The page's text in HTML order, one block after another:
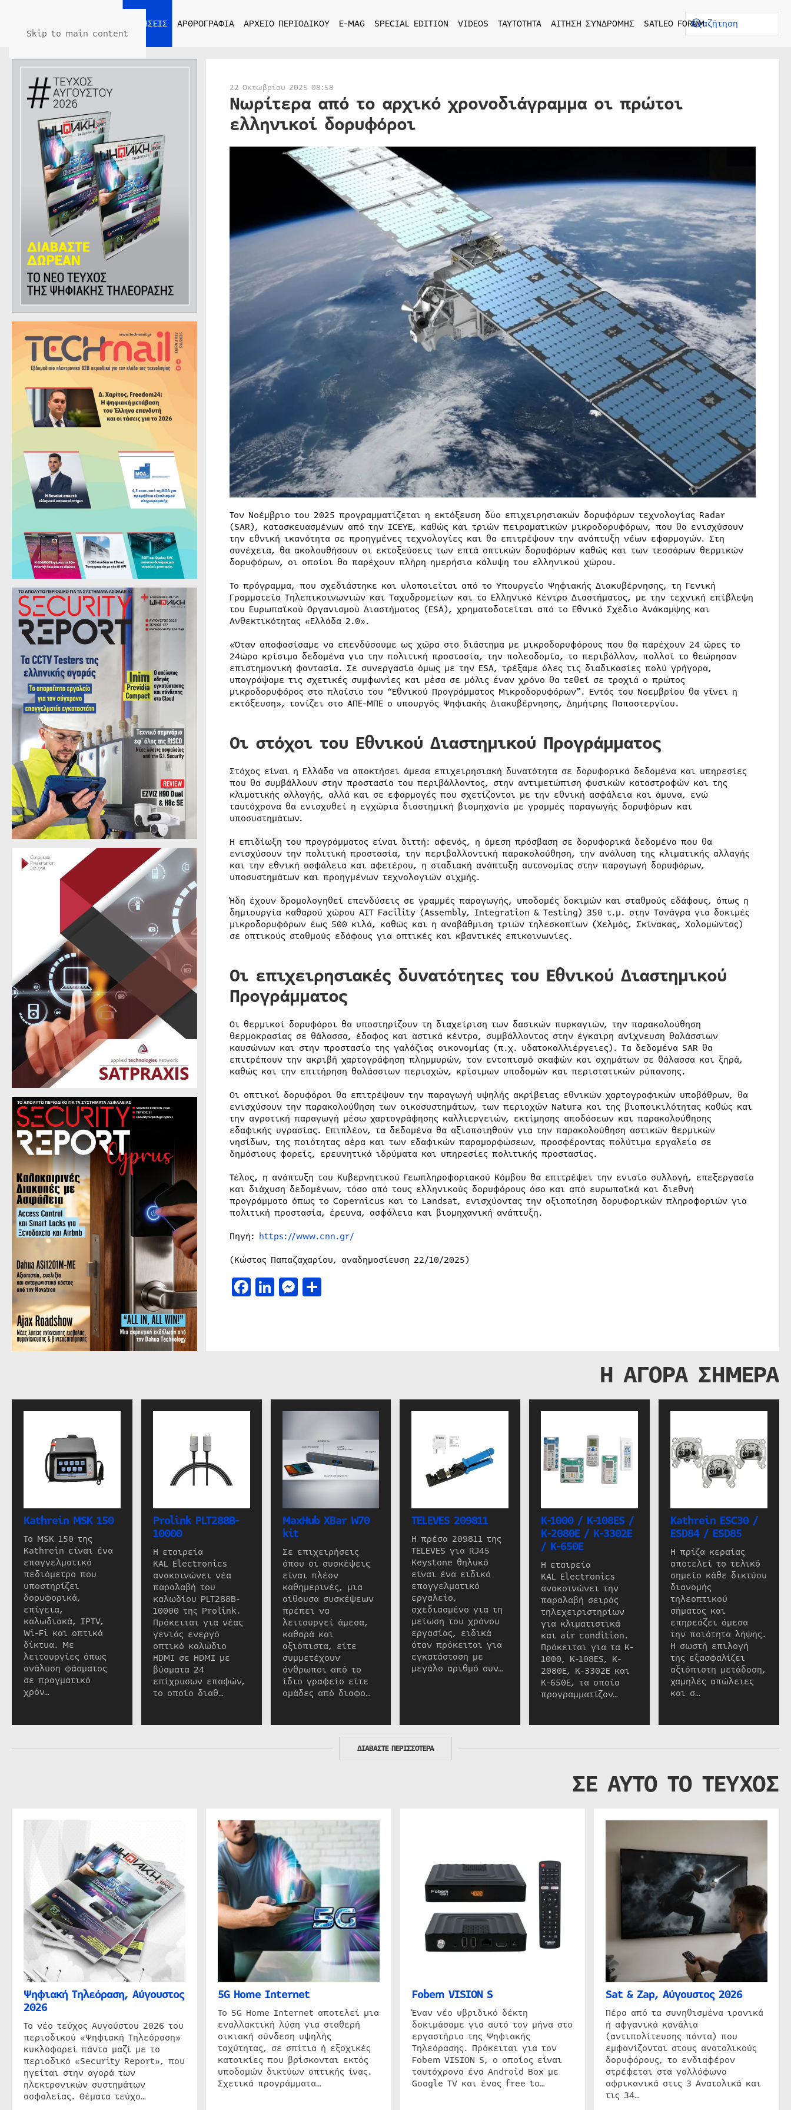
Skip to main content
ΕΙΔΗΣΕΙΣ ΑΡΘΡΟΓΡΑΦΙΑ ΑΡΧΕΙΟ ΠΕΡΙΟΔΙΚΟΥ E-MAG SPECIAL EDITION VIDEOS ΤΑΥΤΟΤΗΤΑ ΑΙΤΗΣΗ ΣΥΝΔΡΟΜΗΣ SATLEO FORUM
22 Οκτωβρίου 2025 08:58
Νωρίτερα από το αρχικό χρονοδιάγραμμα οι πρώτοι
ελληνικοί δορυφόροι
Τον Νοέμβριο του 2025 προγραμματίζεται η εκτόξευση δύο επιχειρησιακών δορυφόρων τεχνολογίας Radar
(SAR), κατασκευασμένων από την ICEYE, καθώς και τριών πειραματικών μικροδορυφόρων, που θα ενισχύσουν
την εθνική ικανότητα σε προηγμένες τεχνολογίες και θα επιτρέψουν την ανάπτυξη νέων εφαρμογών. Στη
συνέχεια, θα ακολουθήσουν οι εκτοξεύσεις των επτά οπτικών δορυφόρων καθώς και των τεσσάρων θερμικών
δορυφόρων, οι οποίοι θα παρέχουν πλήρη ημερήσια κάλυψη του ελληνικού χώρου.
Το πρόγραμμα, που σχεδιάστηκε και υλοποιείται από το Υπουργείο Ψηφιακής Διακυβέρνησης, τη Γενική
Γραμματεία Τηλεπικοινωνιών και Ταχυδρομείων και το Ελληνικό Κέντρο Διαστήματος, με την τεχνική επίβλεψη
του Ευρωπαϊκού Οργανισμού Διαστήματος (ESA), χρηματοδοτείται από το Εθνικό Σχέδιο Ανάκαμψης και
Ανθεκτικότητας «Ελλάδα 2.0».
«Όταν αποφασίσαμε να επενδύσουμε ως χώρα στο διάστημα με μικροδορυφόρους που θα παρέχουν 24 ώρες το
24ώρο κρίσιμα δεδομένα για την πολιτική προστασία, την πολεοδομία, το περιβάλλον, πολλοί το θεώρησαν
επιστημονική φαντασία. Σε συνεργασία όμως με την ESA, τρέξαμε όλες τις διαδικασίες πολύ γρήγορα,
υπογράψαμε τις σχετικές συμφωνίες και μέσα σε μόλις έναν χρόνο θα τεθεί σε τροχιά ο πρώτος
μικροδορυφόρος στο πλαίσιο του “Εθνικού Προγράμματος Μικροδορυφόρων”. Εντός του Νοεμβρίου θα γίνει η
εκτόξευση», τονίζει στο ΑΠΕ-ΜΠΕ ο υπουργός Ψηφιακής Διακυβέρνησης, Δημήτρης Παπαστεργίου.
Οι στόχοι του Εθνικού Διαστημικού Προγράμματος
Στόχος είναι η Ελλάδα να αποκτήσει άμεσα επιχειρησιακή δυνατότητα σε δορυφορικά δεδομένα και υπηρεσίες
που θα συμβάλλουν στην προστασία του περιβάλλοντος, στην αντιμετώπιση φυσικών καταστροφών και της
κλιματικής αλλαγής, αλλά και σε εφαρμογές που σχετίζονται με την εθνική ασφάλεια και άμυνα, ενώ
ταυτόχρονα θα ενισχυθεί η εγχώρια διαστημική βιομηχανία με γραμμές παραγωγής δορυφόρων και
υποσυστημάτων.
Η επιδίωξη του προγράμματος είναι διττή: αφενός, η άμεση πρόσβαση σε δορυφορικά δεδομένα που θα
ενισχύσουν την πολιτική προστασία, την περιβαλλοντική παρακολούθηση, την ανάλυση της κλιματικής αλλαγής
και την εθνική ασφάλεια και αφετέρου, η σταδιακή ανάπτυξη αυτονομίας στην παραγωγή δορυφόρων,
υποσυστημάτων και προηγμένων τεχνολογιών αιχμής.
Ήδη έχουν δρομολογηθεί επενδύσεις σε γραμμές παραγωγής, υποδομές δοκιμών και σταθμούς εδάφους, όπως η
δημιουργία καθαρού χώρου AIT Facility (Assembly, Integration & Testing) 350 τ.μ. στην Τανάγρα για δοκιμές
μικροδορυφόρων έως 500 κιλά, καθώς και η αναβάθμιση τριών τηλεσκοπίων (Χελμός, Σκίνακας, Χολομώντας)
σε οπτικούς σταθμούς εδάφους για οπτικές και κβαντικές επικοινωνίες.
Οι επιχειρησιακές δυνατότητες του Εθνικού Διαστημικού
Προγράμματος
Οι θερμικοί δορυφόροι θα υποστηρίζουν τη διαχείριση των δασικών πυρκαγιών, την παρακολούθηση
θερμοκρασίας σε θάλασσα, έδαφος και αστικά κέντρα, συμβάλλοντας στην έγκαιρη ανίχνευση θαλάσσιων
καυσώνων και στην προστασία της γαλάζιας οικονομίας (π.χ. υδατοκαλλιέργειες). Τα δεδομένα SAR θα
επιτρέπουν την ακριβή χαρτογράφηση πλημμυρών, τον εντοπισμό σκαφών και οχημάτων σε θάλασσα και ξηρά,
καθώς και την επιτήρηση θαλάσσιων περιοχών, κρίσιμων υποδομών και περιστατικών ρύπανσης.
Οι οπτικοί δορυφόροι θα επιτρέψουν την παραγωγή υψηλής ακρίβειας εθνικών χαρτογραφικών υποβάθρων, θα
ενισχύσουν την παρακολούθηση των οικοσυστημάτων, των περιοχών Natura και της βιοποικιλότητας καθώς και
την αγροτική παραγωγή μέσω χαρτογράφησης καλλιεργειών, εκτίμησης αποδόσεων και παρακολούθησης
εδαφικής υγρασίας. Επιπλέον, τα δεδομένα θα αξιοποιηθούν για την παρακολούθηση αστικών θερμικών
νησίδων, της ποιότητας αέρα και των εδαφικών παραμορφώσεων, προσφέροντας πολύτιμα εργαλεία σε
δημόσιους φορείς, ερευνητικά ιδρύματα και υπηρεσίες πολιτικής προστασίας.
Τέλος, η ανάπτυξη του Κυβερνητικού Γεωπληροφοριακού Κόμβου θα επιτρέψει την ενιαία συλλογή, επεξεργασία
και διάχυση δεδομένων, τόσο από τους ελληνικούς δορυφόρους όσο και από ευρωπαϊκά και διεθνή
προγράμματα όπως το Copernicus και το Landsat, ενισχύοντας την αξιοποίηση δορυφορικών πληροφοριών για
πολιτική προστασία, έρευνα, ασφάλεια και βιομηχανική ανάπτυξη.
Πηγή: https://www.cnn.gr/
(Κώστας Παπαζαχαρίου, αναδημοσίευση 22/10/2025)
Facebook
LinkedIn
Messenger
Μοιραστείτε
Η ΑΓΟΡΑ ΣΗΜΕΡΑ
Kathrein MSK 150
Το MSK 150 της
Kathrein είναι ένα
επαγγελματικό
πεδιόμετρο που
υποστηρίζει
δορυφορικά,
επίγεια,
καλωδιακά, IPTV,
Wi-Fi και οπτικά
δίκτυα. Με
λειτουργίες όπως
ανάλυση φάσματος
σε πραγματικό
χρόν…
Prolink PLT288B-
10000
Η εταιρεία
KAL Electronics
ανακοινώνει νέα
παραλαβή του
καλωδίου PLT288B-
10000 της Prolink.
Πρόκειται για νέας
γενιάς ενεργό
οπτικό καλώδιο
HDMI σε HDMI με
βύσματα 24
επίχρυσων επαφών,
το οποίο διαθ…
MaxHub XBar W70
kit
Σε επιχειρήσεις
όπου οι συσκέψεις
είναι πλέον
καθημερινές, μια
αίθουσα συσκέψεων
πρέπει να
λειτουργεί άμεσα,
καθαρά και
αξιόπιστα, είτε
συμμετέχουν
άνθρωποι από το
ίδιο γραφείο είτε
ομάδες από διαφο…
TELEVES 209811
Η πρέσα 209811 της
TELEVES για RJ45
Keystone θηλυκό
είναι ένα ειδικό
επαγγελματικό
εργαλείο,
σχεδιασμένο για τη
μείωση του χρόνου
εργασίας, ειδικά
όταν πρόκειται για
εγκατάσταση με
μεγάλο αριθμό συν…
K-1000 / K-108ES /
K-2080E / K-3302E
/ K-650E
Η εταιρεία
KAL Electronics
ανακοινώνει την
παραλαβή σειράς
τηλεχειριστηρίων
για κλιματιστικά
και air condition.
Πρόκειται για τα K-
1000, K-108ES, K-
2080E, K-3302E και
K-650E, τα οποία
προγραμματίζον…
Kathrein ESC30 /
ESD84 / ESD85
Η πρίζα κεραίας
αποτελεί το τελικό
σημείο κάθε δικτύου
διανομής
τηλεοπτικού
σήματος και
επηρεάζει άμεσα
την ποιότητα λήψης.
Η σωστή επιλογή
της εξασφαλίζει
αξιόπιστη μετάδοση,
χαμηλές απώλειες
και σ…
ΔΙΑΒΑΣΤΕ ΠΕΡΙΣΣΟΤΕΡΑ
ΣΕ ΑΥΤΟ ΤΟ ΤΕΥΧΟΣ
Ψηφιακή Τηλεόραση, Αύγουστος
2026
Το νέο τεύχος Αυγούστου 2026 του
περιοδικού «Ψηφιακή Τηλεόραση»
κυκλοφορεί πάντα μαζί με το
περιοδικό «Security Report», που
ηγείται στην αγορά των
ηλεκτρονικών συστημάτων
ασφαλείας. Θέματα τεύχο…
5G Home Internet
Το 5G Home Internet αποτελεί μια
εναλλακτική λύση για σταθερή
οικιακή σύνδεση υψηλής
ταχύτητας, σε σπίτια ή εξοχικές
κατοικίες που βρίσκονται εκτός
υποδομών δικτύων οπτικής ίνας.
Σχετικά προγράμματα…
Fobem VISION S
Έναν νέο υβριδικό δέκτη
δοκιμάσαμε για αυτό τον μήνα στο
εργαστήριο της Ψηφιακής
Τηλεόρασης. Πρόκειται για τον
Fobem VISION S, ο οποίος είναι
ταυτόχρονα ένα Android Box με
Google TV και ένας free to…
Sat & Zap, Αύγουστος 2026
Πέρα από τα συνηθισμένα ιρανικά
ή αφγανικά κανάλια
(αντιπολίτευσης πάντα) που
εμφανίζονται στους ανατολικούς
δορυφόρους, το ενδιαφέρον
στρέφεται στα γαλλόφωνα
αφρικανικά στις 3 Ανατολικά και
τις 34…